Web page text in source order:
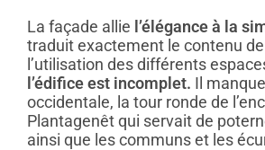
La façade allie l’élégance à la
traduit exactement le contenu de
l’utilisation des différents
l’édifice est incomplet. Il
occidentale, la tour ronde de
Plantagenêt qui servait de
ainsi que les communs et les